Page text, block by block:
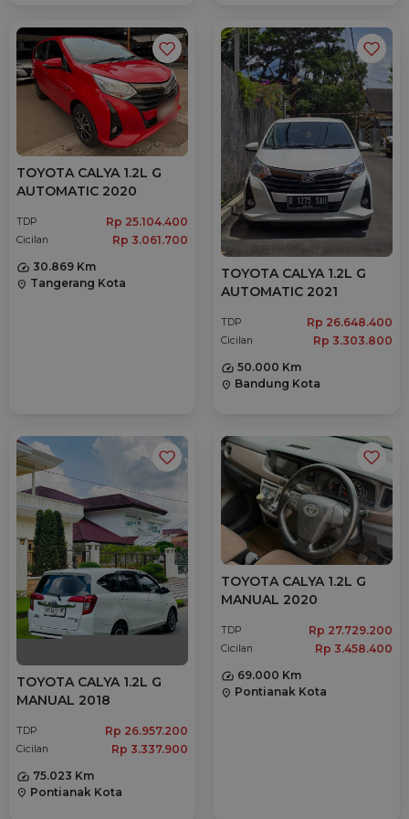
TOYOTA CALYA 1.2L G
AUTOMATIC 2020
TDP Rp 25.104.400
Cicilan
Rp 3.061.700
30.869 Km
location_on Tangerang Kota
TOYOTA CALYA 1.2L G
AUTOMATIC 2021
TDP Rp 26.648.400
Cicilan
Rp 3.303.800
50.000 Km
location_on Bandung Kota
TOYOTA CALYA 1.2L G
MANUAL 2018
TDP Rp 26.957.200
Cicilan
Rp 3.337.900
75.023 Km
location_on Pontianak Kota
TOYOTA CALYA 1.2L G
MANUAL 2020
TDP Rp 27.729.200
Cicilan
Rp 3.458.400
69.000 Km
location_on Pontianak Kota